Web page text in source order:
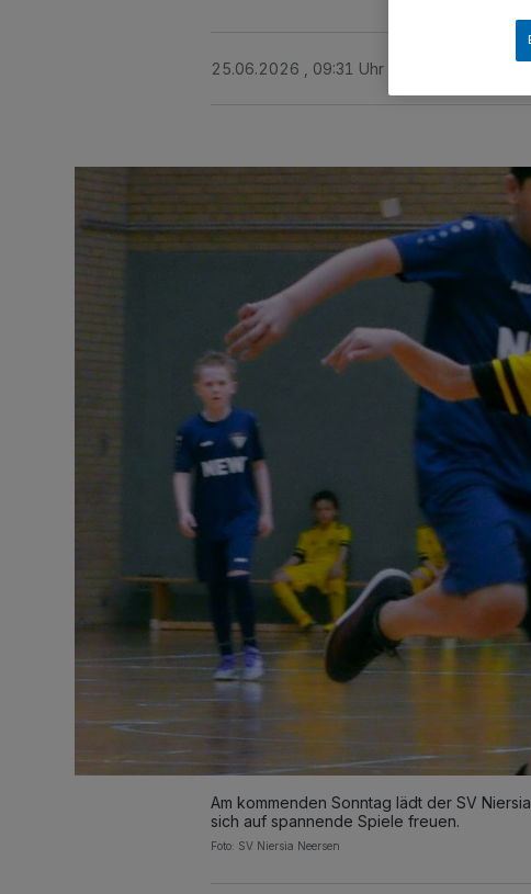
25.06.2026 , 09:31 Uhr
Am kommenden Sonntag lädt der SV
sich auf spannende Spiele freuen.
Foto: SV Niersia Neersen